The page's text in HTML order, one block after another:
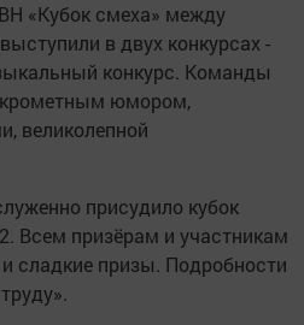
«Кубок смеха» между
в двух конкурсах -
конкурс. Команды
юмором,
великолепной
присудило кубок
призёрам и участникам
сладкие призы. Подробности